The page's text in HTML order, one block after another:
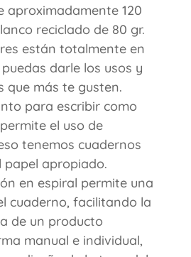
aproximadamente 120
reciclado de 80 gr.
están totalmente en
darle los usos y
que más te gusten.
para escribir como
el uso de
tenemos cuadernos
papel apropiado.
en espiral permite una
cuaderno, facilitando la
de un producto
manual e individual,